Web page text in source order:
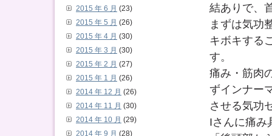
結ありで、
まずは気功
キボキする
す。
痛み・筋肉
ずインナー
させる気功
Iさんに痛み
2015 年 6 月 (23)
2015 年 5 月 (26)
2015 年 4 月 (30)
2015 年 3 月 (30)
2015 年 2 月 (27)
2015 年 1 月 (26)
2014 年 12 月 (26)
2014 年 11 月 (30)
2014 年 10 月 (29)
2014 年 9 月 (28)